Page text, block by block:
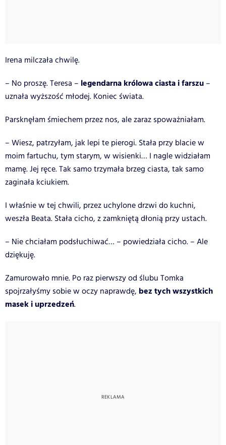
Irena milczała chwilę.
– No proszę. Teresa – legendarna królowa ciasta i farszu –
uznała wyższość młodej. Koniec świata.
Parsknęłam śmiechem przez nos, ale zaraz spoważniałam.
– Wiesz, patrzyłam, jak lepi te pierogi. Stała przy blacie w
moim fartuchu, tym starym, w wisienki… I nagle widziałam
mamę. Jej ręce. Tak samo trzymała brzeg ciasta, tak samo
zaginała kciukiem.
I właśnie w tej chwili, przez uchylone drzwi do kuchni,
weszła Beata. Stała cicho, z zamkniętą dłonią przy ustach.
– Nie chciałam podsłuchiwać… – powiedziała cicho. – Ale
dziękuję.
Zamurowało mnie. Po raz pierwszy od ślubu Tomka
spojrzałyśmy sobie w oczy naprawdę, bez tych wszystkich
masek i uprzedzeń.